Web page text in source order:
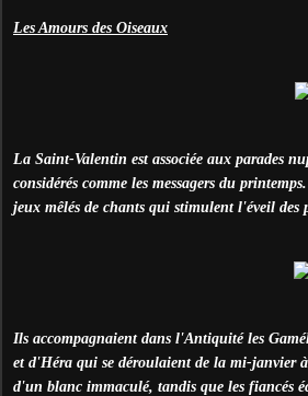
Les Amours des Oiseaux
La Saint-Valentin est associée aux parades
considérés comme les messagers du
jeux mêlés de chants qui stimulent l'éveil des
Ils accompagnaient dans l'Antiquité les
et d'Héra qui se déroulaient de la mi-janvier
d'un blanc immaculé, tandis que les fiancés